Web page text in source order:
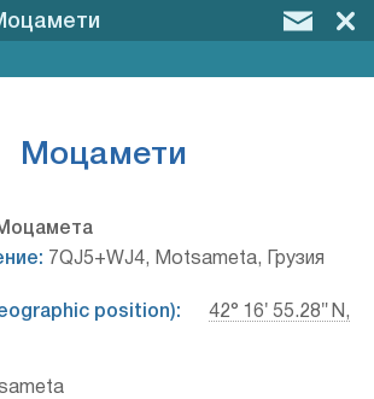
Моцамети
7QJ5+WJ4, Motsameta, Грузия
position):
42° 16′ 55.28″ N,